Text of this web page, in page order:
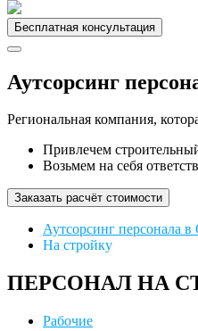
Бесплатная консультация
Аутсорсинг
Региональная компания,
Привлечем
Возьмем на себя
Заказать расчёт стоимости
Аутсорсинг персонала в
На стройку
ПЕРСОНАЛ НА
Рабочие